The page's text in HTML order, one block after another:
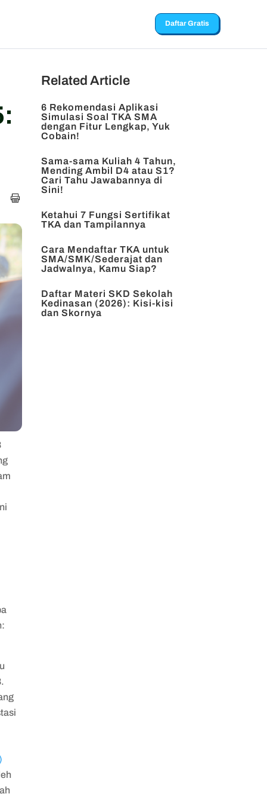
Daftar Gratis
Related Article
6 Rekomendasi Aplikasi
Simulasi Soal TKA SMA
dengan Fitur Lengkap, Yuk
Cobain!
Sama-sama Kuliah 4 Tahun,
Mending Ambil D4 atau S1?
Cari Tahu Jawabannya di
Sini!
Ketahui 7 Fungsi Sertifikat
TKA dan Tampilannya
Cara Mendaftar TKA untuk
SMA/SMK/Sederajat dan
Jadwalnya, Kamu Siap?
Daftar Materi SKD Sekolah
Kedinasan (2026): Kisi-kisi
dan Skornya